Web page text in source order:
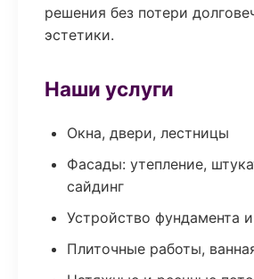
решения без потери
эстетики.
Наши услуги
Окна, двери, лестницы
Фасады: утепление,
сайдинг
Устройство фундамента
Плиточные работы,